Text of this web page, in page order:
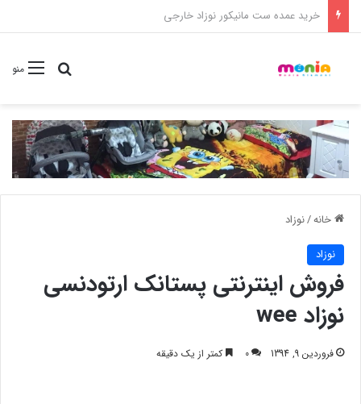
خرید شامپو سر و بدن 500 میل کودک موستلا
منوجستجو
خانه/نوزاد
نوزاد
فروش اینترنتی پستانک ارتودنسی
نوزاد wee
فروردین 9, 1394 0 کمتر از یک دقیقه